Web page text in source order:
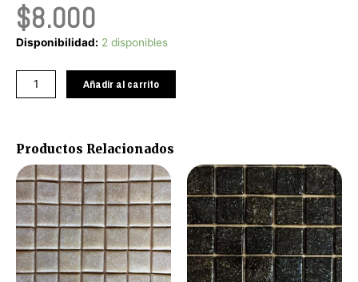
$8.000
Disponibilidad: 2 disponibles
Verde
Añadir al carrito
Productos Relacionados